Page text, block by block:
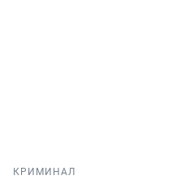
КРИМИНАЛ